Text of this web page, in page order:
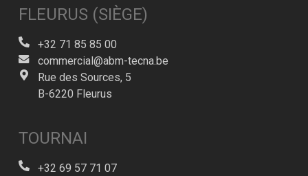
FLEURUS (SIÈGE)
+32 71 85 85 00
commercial@abm-tecna.be
Rue des Sources, 5
B-6220 Fleurus
TOURNAI
+32 69 57 71 07